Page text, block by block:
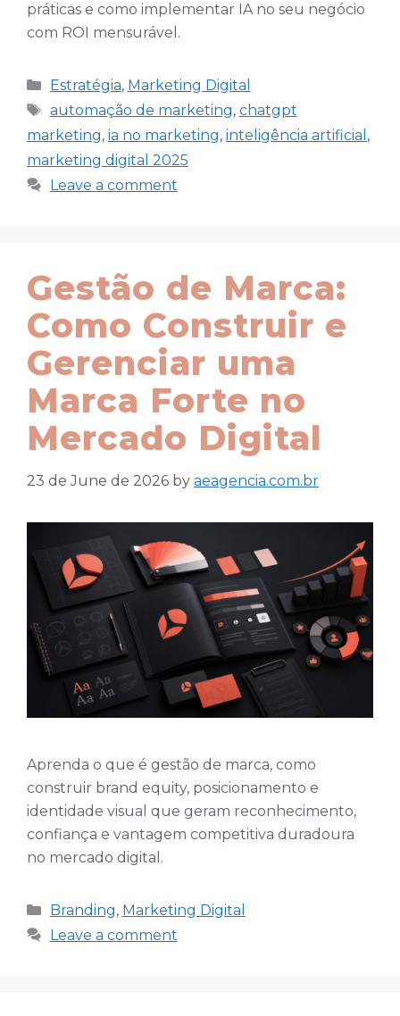
práticas e como implementar IA no seu negócio
com ROI mensurável.
Categories
Estratégia, Marketing Digital
Tags
automação de marketing, chatgpt
marketing, ia no marketing, inteligência artificial ,
marketing digital 2025
Leave a comment
Gestão de Marca:
Como Construir e
Gerenciar uma
Marca Forte no
Mercado Digital
23 de June de 2026 by aeagencia.com.br
Aprenda o que é gestão de marca, como
construir brand equity, posicionamento e
identidade visual que geram reconhecimento,
confiança e vantagem competitiva duradoura
no mercado digital.
Categories
Branding, Marketing Digital
Leave a comment